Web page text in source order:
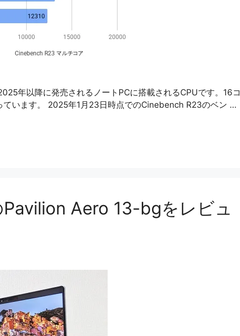
年以降に発売されるノートPCに搭載されるCPUです。16コ
ています。 2025年1月23日時点でのCinebench R23のベン …
Aero 13-bgをレビュ